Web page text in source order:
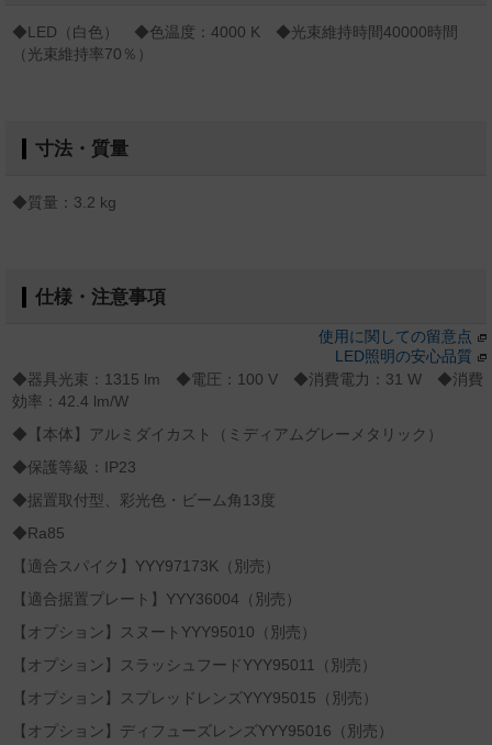
◆LED（白色） ◆色温度：4000 K ◆光束維持時間40000時間
（光束維持率70％）
寸法・質量
◆質量：3.2 kg
仕様・注意事項
使用に関しての留意点
LED照明の安心品質
◆器具光束：1315 lm ◆電圧：100 V ◆消費電力：31 W ◆消費
効率：42.4 lm/W
◆【本体】アルミダイカスト（ミディアムグレーメタリック）
◆保護等級：IP23
◆据置取付型、彩光色・ビーム角13度
◆Ra85
【適合スパイク】YYY97173K（別売）
【適合据置プレート】YYY36004（別売）
【オプション】スヌートYYY95010（別売）
【オプション】スラッシュフードYYY95011（別売）
【オプション】スプレッドレンズYYY95015（別売）
【オプション】ディフューズレンズYYY95016（別売）